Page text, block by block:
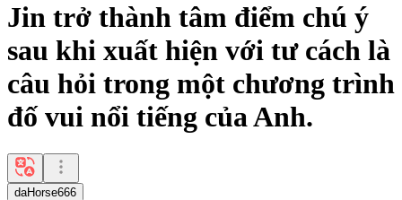
Jin trở thành tâm điểm chú ý
sau khi xuất hiện với tư cách là
câu hỏi trong một chương trình
đố vui nổi tiếng của Anh.
daHorse666